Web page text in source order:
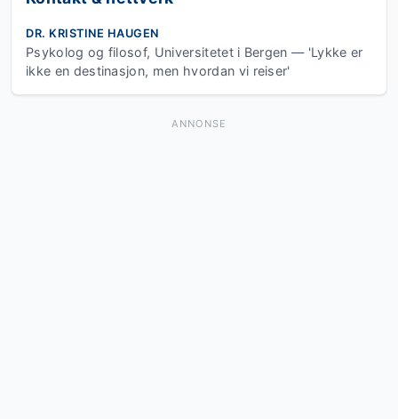
DR. KRISTINE HAUGEN
Psykolog og filosof, Universitetet i Bergen — 'Lykke er
ikke en destinasjon, men hvordan vi reiser'
ANNONSE